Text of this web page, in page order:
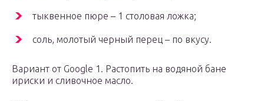
тыквенное пюре – 1 столовая ложка;
соль, молотый черный перец – по вкусу.
Вариант от Google 1. Растопить на водяной бане
ириски и сливочное масло.